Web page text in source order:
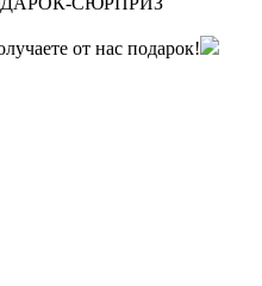
от нас подарок!